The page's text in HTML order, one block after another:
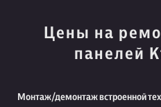
Цены на
панелей
Монтаж/демонтаж встроенной